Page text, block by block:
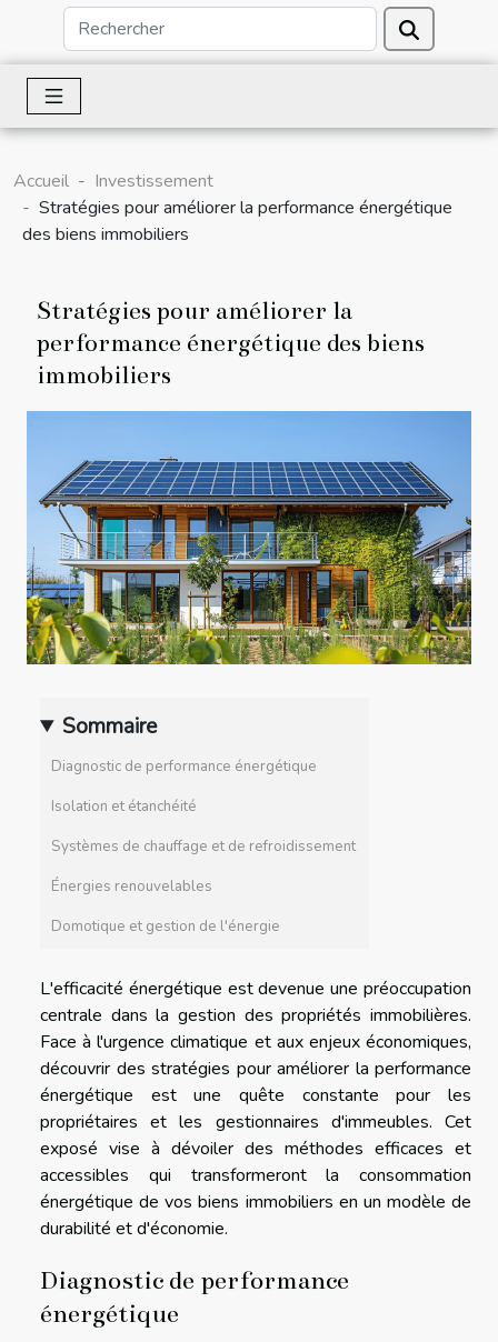
Accueil
Investissement
Stratégies pour améliorer la performance énergétique
des biens immobiliers
Stratégies pour améliorer la
performance énergétique des biens
immobiliers
Sommaire
Diagnostic de performance énergétique
Isolation et étanchéité
Systèmes de chauffage et de refroidissement
Énergies renouvelables
Domotique et gestion de l'énergie
L'efficacité énergétique est devenue une préoccupation
centrale dans la gestion des propriétés immobilières.
Face à l'urgence climatique et aux enjeux économiques,
découvrir des stratégies pour améliorer la performance
énergétique est une quête constante pour les
propriétaires et les gestionnaires d'immeubles. Cet
exposé vise à dévoiler des méthodes efficaces et
accessibles qui transformeront la consommation
énergétique de vos biens immobiliers en un modèle de
durabilité et d'économie.
Diagnostic de performance
énergétique